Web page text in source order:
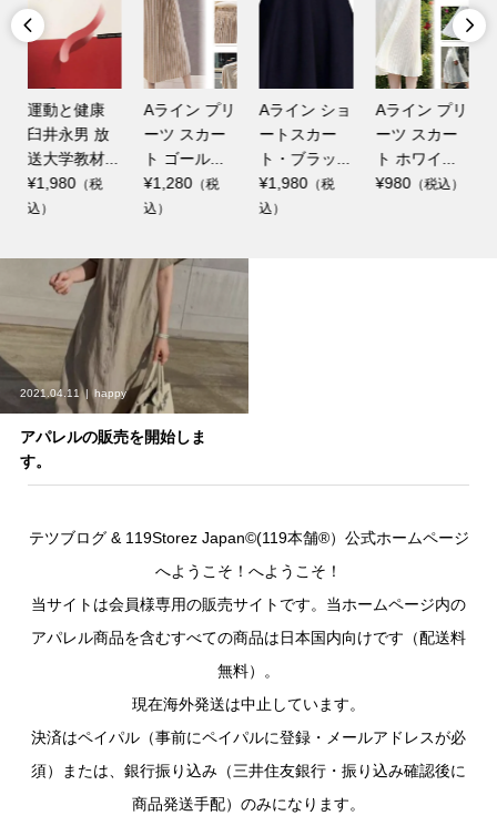

運動と健康
臼井永男 放
送大学教材...
¥1,980（税
込）
Aライン プリ
ーツ スカー
ト ゴール...
¥1,280（税
込）
Aライン ショ
ートスカー
ト・ブラッ...
¥1,980（税
込）
Aライン プリ
ーツ スカー
ト ホワイ...
¥980（税込）

2021.04.11 happy
アパレルの販売を開始しま
す。
テツブログ & 119Storez Japan©︎(119本舗®︎）公式ホームページ
へようこそ！へようこそ！
当サイトは会員様専用の販売サイトです。当ホームページ内の
アパレル商品を含むすべての商品は日本国内向けです（配送料
無料）。
現在海外発送は中止しています。
決済はペイパル（事前にペイパルに登録・メールアドレスが必
須）または、銀行振り込み（三井住友銀行・振り込み確認後に
商品発送手配）のみになります。